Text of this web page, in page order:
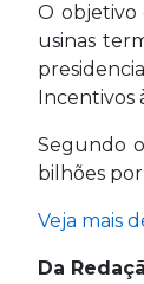
O objetivo
usinas
Incentivos
Segundo
bilhões
Veja mais
Da